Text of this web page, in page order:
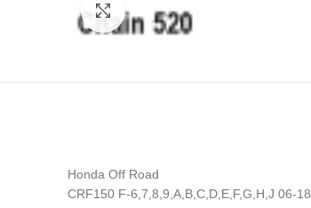
Click to enlarge
Honda Off Road
CRF150 F-6,7,8,9,A,B,C,D,E,F,G,H,J 06-18